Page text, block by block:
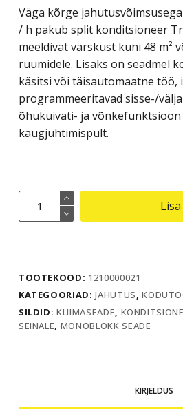
Väga kõrge
/ h pakub split konditsioneer
meeldivat värskust kuni 48 m²
ruumidele. Lisaks on seadmel
käsitsi või täisautomaatne töö,
programmeeritavad sisse-/
õhukuivati- ja võnke​​funktsioon
kaugjuhtimispult.
Konditsioneer
TOOTEKOOD: 1210000021
KATEGOORIAD:JAHUTUS,
SILDID:KLIIMASEADE,
SEINALE, MONOBLOKK SEADE
KIRJELDUS